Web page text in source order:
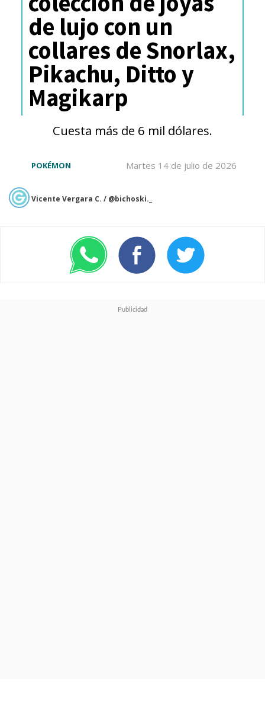
de lujo con un
collares de Snorlax,
Pikachu, Ditto y
Magikarp
Cuesta más de 6 mil dólares.
Martes 14 de julio de 2026
POKÉMON
Vicente Vergara C. / @bichoski._